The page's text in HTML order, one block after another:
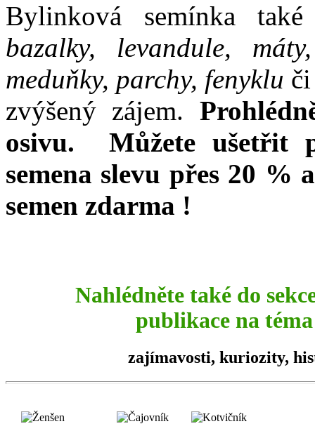
Bylinková semínka
bazalky, levandule,
meduňky, parchy, fenyklu
zvýšený zájem.
osivu. Můžete ušetřit
semena slevu přes 20 %
semen zdarma !
Nahlédněte také do
publikace na
zajímavosti, kuriozity,